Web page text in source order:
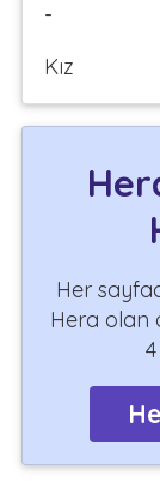
-
Kız
Her
Hera olan